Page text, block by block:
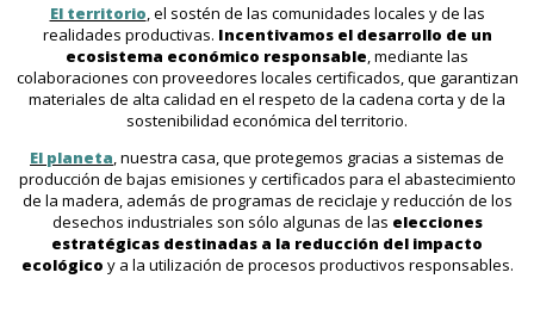
El territorio, el sostén de las comunidades locales y de las
realidades productivas. Incentivamos el desarrollo de un
ecosistema económico responsable, mediante las
colaboraciones con proveedores locales certificados, que garantizan
materiales de alta calidad en el respeto de la cadena corta y de la
sostenibilidad económica del territorio.
El planeta, nuestra casa, que protegemos gracias a sistemas de
producción de bajas emisiones y certificados para el abastecimiento
de la madera, además de programas de reciclaje y reducción de los
desechos industriales son sólo algunas de las elecciones
estratégicas destinadas a la reducción del impacto
ecológico y a la utilización de procesos productivos responsables.